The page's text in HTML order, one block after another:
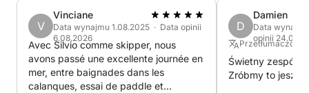
mną na Click & Boat już dziś!
P.S.: Opłatę za paliwo należy uiścić osobno w
porcie po zakończeniu rejsu u sternika.
V
Vinciane
Data wynajmu 1.08.2025 · Data opinii
6.08.2026
Avec Silvio comme skipper, nous
avons passé une excellente journée en
mer, entre baignades dans les
calanques, essai de paddle et
D
Damien
Data
opinii
Przetłumaczone
Świetny zespół.
Zróbmy to